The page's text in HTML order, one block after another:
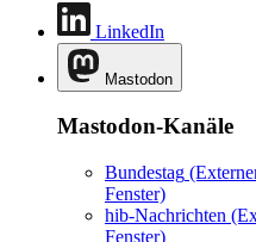
LinkedIn
Mastodon
Mastodon-Kanäle
Bundestag
Fenster)
hib-Nachrichten
Fenster)